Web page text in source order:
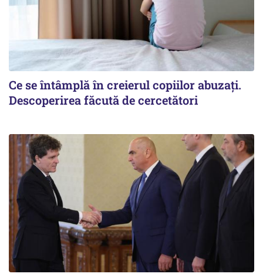
Ce se întâmplă în creierul copiilor abuzați.
Descoperirea făcută de cercetători